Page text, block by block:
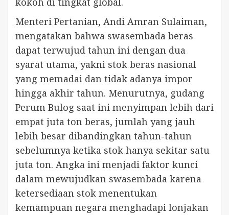
Menteri Pertanian, Andi Amran Sulaiman,
mengatakan bahwa swasembada beras
dapat terwujud tahun ini dengan dua
syarat utama, yakni stok beras nasional
yang memadai dan tidak adanya impor
hingga akhir tahun. Menurutnya, gudang
Perum Bulog saat ini menyimpan lebih dari
empat juta ton beras, jumlah yang jauh
lebih besar dibandingkan tahun-tahun
sebelumnya ketika stok hanya sekitar satu
juta ton. Angka ini menjadi faktor kunci
dalam mewujudkan swasembada karena
ketersediaan stok menentukan
kemampuan negara menghadapi lonjakan